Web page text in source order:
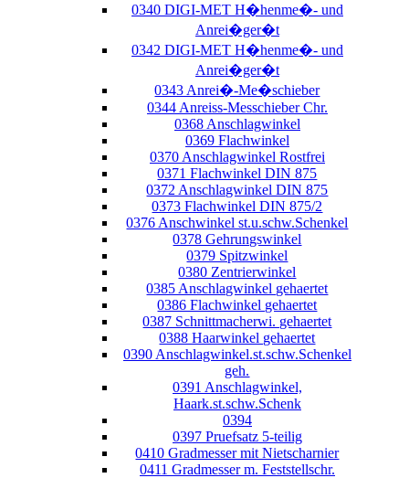
0340 DIGI-MET H�henme�- und
Anrei�ger�t
0342 DIGI-MET H�henme�- und
Anrei�ger�t
0343 Anrei�-Me�schieber
0344 Anreiss-Messchieber Chr.
0368 Anschlagwinkel
0369 Flachwinkel
0370 Anschlagwinkel Rostfrei
0371 Flachwinkel DIN 875
0372 Anschlagwinkel DIN 875
0373 Flachwinkel DIN 875/2
0376 Anschwinkel st.u.schw.Schenkel
0378 Gehrungswinkel
0379 Spitzwinkel
0380 Zentrierwinkel
0385 Anschlagwinkel gehaertet
0386 Flachwinkel gehaertet
0387 Schnittmacherwi. gehaertet
0388 Haarwinkel gehaertet
0390 Anschlagwinkel.st.schw.Schenkel
geh.
0391 Anschlagwinkel,
Haark.st.schw.Schenk
0394
0397 Pruefsatz 5-teilig
0410 Gradmesser mit Nietscharnier
0411 Gradmesser m. Feststellschr.